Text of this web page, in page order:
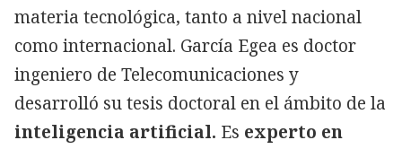
materia tecnológica, tanto a nivel nacional
como internacional. García Egea es doctor
ingeniero de Telecomunicaciones y
desarrolló su tesis doctoral en el ámbito de la
inteligencia artificial. Es experto en